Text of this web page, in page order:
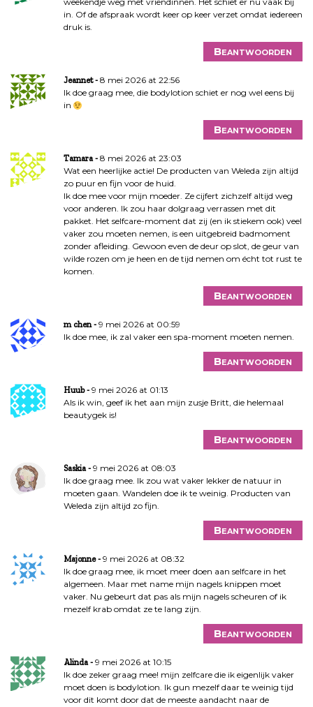
in. Of de afspraak wordt keer op keer verzet omdat iedereen
druk is.
Beantwoorden
Jeannet
8 mei 2026 at 22:56
Ik doe graag mee, die bodylotion schiet er nog wel eens bij
in
Beantwoorden
Tamara
8 mei 2026 at 23:03
Wat een heerlijke actie! De producten van Weleda zijn altijd
zo puur en fijn voor de huid.
Ik doe mee voor mijn moeder. Ze cijfert zichzelf altijd weg
voor anderen. Ik zou haar dolgraag verrassen met dit
pakket. Het selfcare-moment dat zij (en ik stiekem ook) veel
vaker zou moeten nemen, is een uitgebreid badmoment
zonder afleiding. Gewoon even de deur op slot, de geur van
wilde rozen om je heen en de tijd nemen om écht tot rust te
komen.
Beantwoorden
m chen
9 mei 2026 at 00:59
Ik doe mee, ik zal vaker een spa-moment moeten nemen.
Beantwoorden
Huub
9 mei 2026 at 01:13
Als ik win, geef ik het aan mijn zusje Britt, die helemaal
beautygek is!
Beantwoorden
Saskia
9 mei 2026 at 08:03
Ik doe graag mee. Ik zou wat vaker lekker de natuur in
moeten gaan. Wandelen doe ik te weinig. Producten van
Weleda zijn altijd zo fijn.
Beantwoorden
Majonne
9 mei 2026 at 08:32
Ik doe graag mee, ik moet meer doen aan selfcare in het
algemeen. Maar met name mijn nagels knippen moet
vaker. Nu gebeurt dat pas als mijn nagels scheuren of ik
mezelf krab omdat ze te lang zijn.
Beantwoorden
Alinda
9 mei 2026 at 10:15
Ik doe zeker graag mee! mijn zelfcare die ik eigenlijk vaker
moet doen is bodylotion. Ik gun mezelf daar te weinig tijd
voor dit komt door dat de meeste aandacht naar de